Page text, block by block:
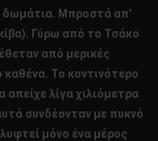
δωμάτια. Μπροστά απ’
Γύρω από το Τσάκο
από μερικές
Το κοντινότερο
λίγα χιλιόμετρα
συνδέονταν με πυκνό
μόνο ένα μέρος